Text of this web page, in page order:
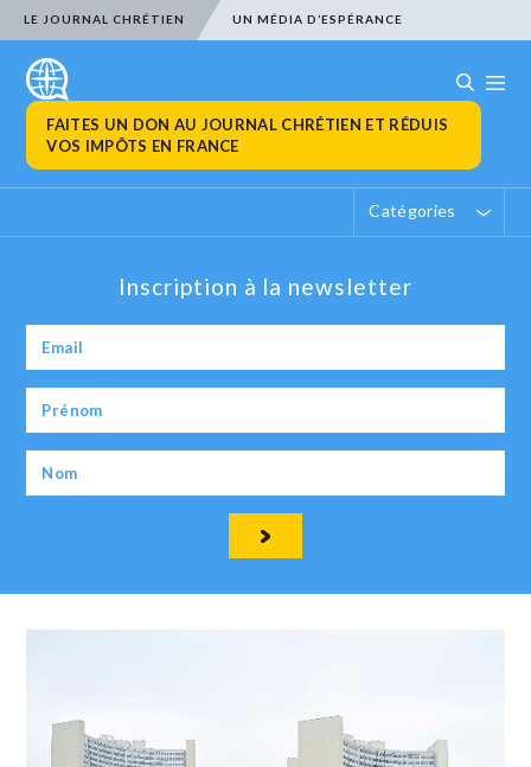
LE JOURNAL CHRÉTIEN UN MÉDIA D’ESPÉRANCE
FAITES UN DON AU JOURNAL CHRÉTIEN ET RÉDUIS
VOS IMPÔTS EN FRANCE
Catégories
Inscription à la newsletter